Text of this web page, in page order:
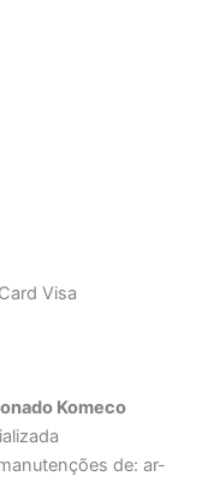
Visa
Komeco
de: ar-